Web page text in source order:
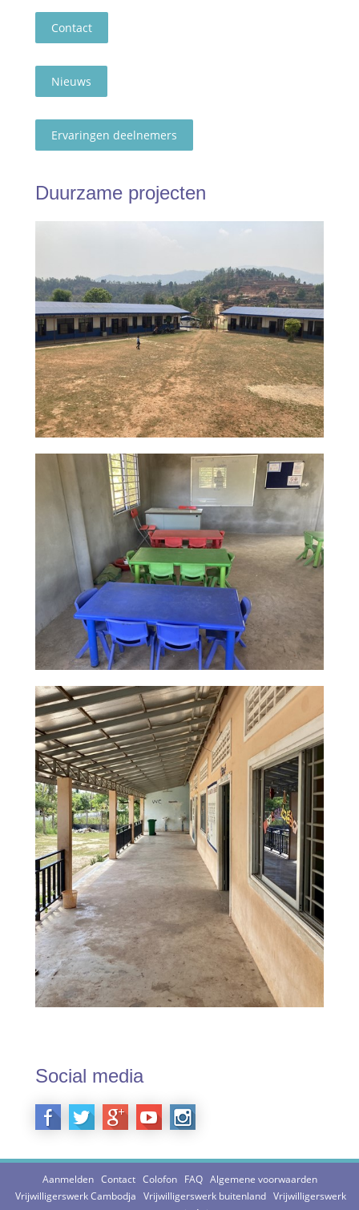
Contact
Nieuws
Ervaringen deelnemers
Duurzame projecten
Social media
Aanmelden Contact Colofon FAQ Algemene voorwaarden
Vrijwilligerswerk Cambodja Vrijwilligerswerk buitenland Vrijwilligerswerk